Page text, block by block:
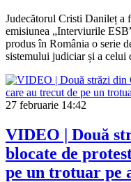
Judecătorul Cristi Danileț
emisiunea „Interviurile
produs în România o serie
sistemului judiciar și a celui
27 februarie 14:42
VIDEO | Două
blocate de
pe un trotuar pe